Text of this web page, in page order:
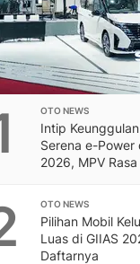
OTO NEWS
Intip
Serena e-Power
2026, MPV
OTO NEWS
Pilihan Mobil
Luas di GIIAS
Daftarnya